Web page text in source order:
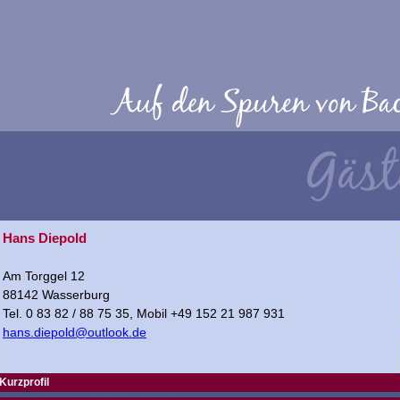
Hans Diepold
Am Torggel 12
88142 Wasserburg
Tel. 0 83 82 / 88 75 35, Mobil +49 152 21 987 931
hans.diepold@outlook.de
Kurzprofil